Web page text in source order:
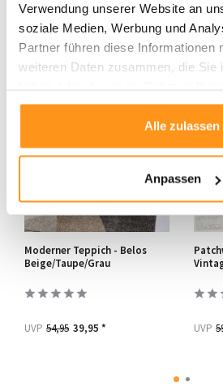
Verwendung unserer Website an
soziale Medien, Werbung und
Partner führen diese Informationen
weiteren Daten zusammen, die Sie
gesammelt haben.
Alle zulassen
Anpassen
Sidebar Related products
Moderner Teppich - Belos
Beige/Taupe/Grau
UVP 54,95 39,95 * UVP